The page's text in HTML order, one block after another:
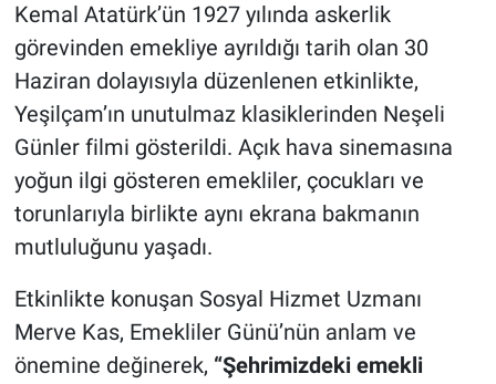
Kemal Atatürk’ün 1927 yılında askerlik
görevinden emekliye ayrıldığı tarih olan 30
Haziran dolayısıyla düzenlenen etkinlikte,
Yeşilçam’ın unutulmaz klasiklerinden Neşeli
Günler filmi gösterildi. Açık hava sinemasına
yoğun ilgi gösteren emekliler, çocukları ve
torunlarıyla birlikte aynı ekrana bakmanın
mutluluğunu yaşadı.
Etkinlikte konuşan Sosyal Hizmet Uzmanı
Merve Kas, Emekliler Günü’nün anlam ve
önemine değinerek, “Şehrimizdeki emekli